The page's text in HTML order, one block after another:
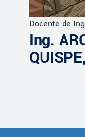
Docente de
Ing.